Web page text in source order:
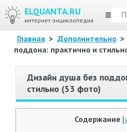
ELQUANTA.RU
интернет-энциклопедия
Главная > Дополнительно >
поддона: практично и
Дизайн душа без
стильно (53 фото)
Содержание [